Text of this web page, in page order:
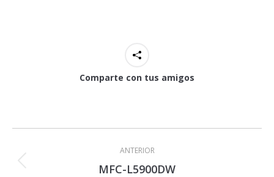
Comparte con tus amigos
Navegación
entre
proyectos
ANTERIOR
Proyecto
MFC-L5900DW